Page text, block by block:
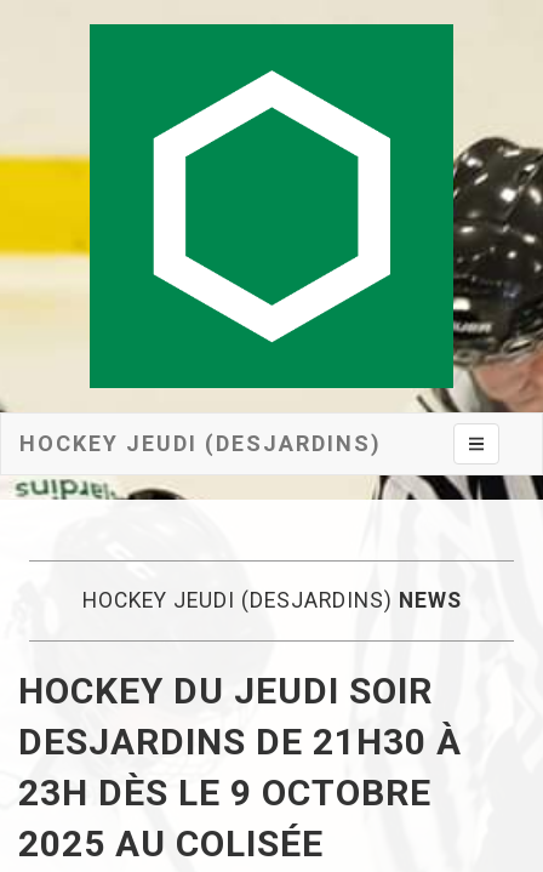
HOCKEY JEUDI (DESJARDINS) Toggle
HOCKEY JEUDI (DESJARDINS) NEWS
HOCKEY DU JEUDI SOIR
DESJARDINS DE 21H30 À
23H DÈS LE 9 OCTOBRE
2025 AU COLISÉE